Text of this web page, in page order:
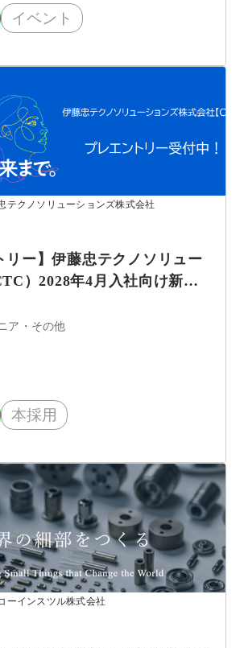
イベント
テクノソリューションズ株式会社
リー】伊藤忠テクノソリュー
）2028年4月入社向け新卒
ア・その他
本採用
ーインスツル株式会社